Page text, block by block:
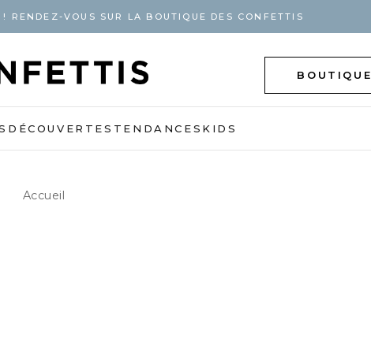
RENDEZ-VOUS SUR LA BOUTIQUE DES CONFETTIS
BOUTIQUE
DÉCOUVERTES TENDANCES KIDS
Accueil